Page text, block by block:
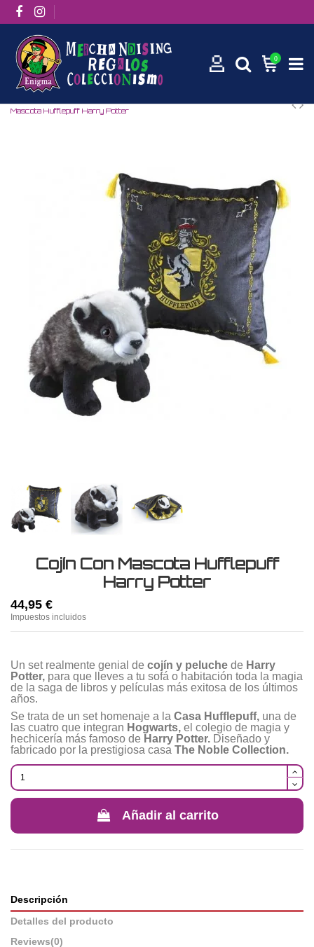
0
Mascota Hufflepuff Harry Potter
Cojín Con Mascota Hufflepuff
Harry Potter
44,95 €
Impuestos incluidos
Un set realmente genial de cojín y peluche de Harry
Potter, para que lleves a tu sofá o habitación toda la magia
de la saga de libros y películas más exitosa de los últimos
años.
Se trata de un set homenaje a la Casa Hufflepuff, una de
las cuatro que integran Hogwarts, el colegio de magia y
hechicería más famoso de Harry Potter. Diseñado y
fabricado por la prestigiosa casa The Noble Collection.
Añadir al carrito
Descripción
Detalles del producto
Reviews(0)